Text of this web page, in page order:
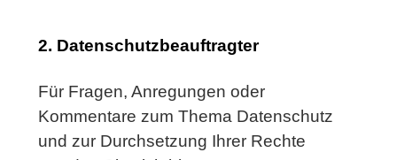
2. Datenschutzbeauftragter
Für Fragen, Anregungen oder
Kommentare zum Thema Datenschutz
und zur Durchsetzung Ihrer Rechte